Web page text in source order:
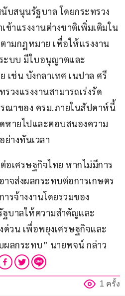
บสนุนรัฐบาล โดยกระทรวง
ข้าแรงงานต่างชาติเพิ่มเติมใน
ามกฎหมาย เพื่อให้แรงงาน
ะบบ มีใบอนุญาตและ
ช่น บังกลาเทศ เนปาล ศรี
วงแรงงานสามารถเร่งรัด
รณาของ ครม.ภายในสัปดาห์นี้
หายไปและตอบสนองความ
ย่างทันเวลา
อเศรษฐกิจไทย หากไม่มีการ
จส่งผลกระทบต่อการเกษตร
รจ้างงานโดยรวมของ
ฐบาลให้ความสำคัญและ
ด่วน เพื่อพยุงเศรษฐกิจและ
ลกระทบ” นายพจน์ กล่าว
1 ครั้ง